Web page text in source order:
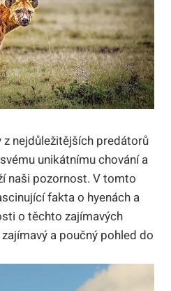
z nejdůležitějších predátorů
unikátnímu chování a
naši pozornost. V tomto
fakta o hyenách a
o těchto zajímavých
a poučný pohled do